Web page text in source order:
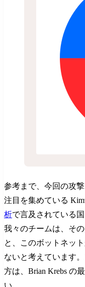
参考まで、今回の攻
注目を集めている
析で言及されている
我々のチームは、そ
と、このボットネッ
ないと考えています
方は、Brian Krebs の
い。